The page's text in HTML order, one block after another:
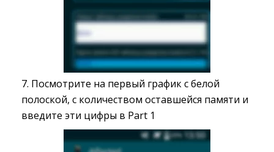
7. Посмотрите на первый график с белой
полоской, с количеством оставшейся памяти и
введите эти цифры в Part 1